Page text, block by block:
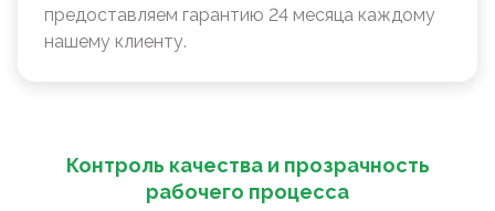
предоставляем гарантию 24 месяца каждому
нашему клиенту.
Контроль качества и прозрачность
рабочего процесса